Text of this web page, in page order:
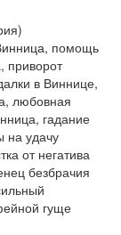
помощь
приворот
в Виннице,
любовная
гадание
на удачу
от негатива
безбрачия
гуще